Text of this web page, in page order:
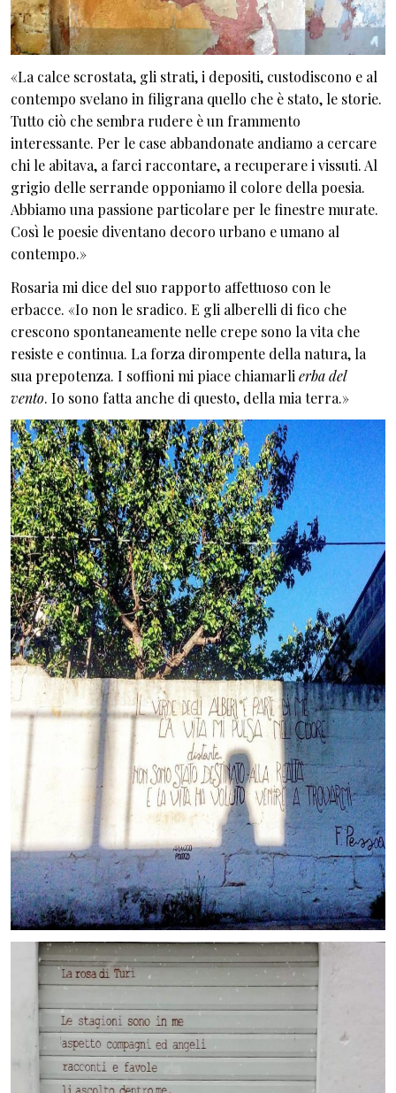
«La calce scrostata, gli strati, i depositi, custodiscono e al
contempo svelano in filigrana quello che è stato, le storie.
Tutto ciò che sembra rudere è un frammento
interessante. Per le case abbandonate andiamo a cercare
chi le abitava, a farci raccontare, a recuperare i vissuti. Al
grigio delle serrande opponiamo il colore della poesia.
Abbiamo una passione particolare per le finestre murate.
Così le poesie diventano decoro urbano e umano al
contempo.»
Rosaria mi dice del suo rapporto affettuoso con le
erbacce. «Io non le sradico. E gli alberelli di fico che
crescono spontaneamente nelle crepe sono la vita che
resiste e continua. La forza dirompente della natura, la
sua prepotenza. I soffioni mi piace chiamarli erba del
vento. Io sono fatta anche di questo, della mia terra.»